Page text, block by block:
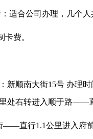
适合公司办理，几个
卡费。
新顺南大街15号 办
处右转进入顺于路——
——直行1.1公里进入府